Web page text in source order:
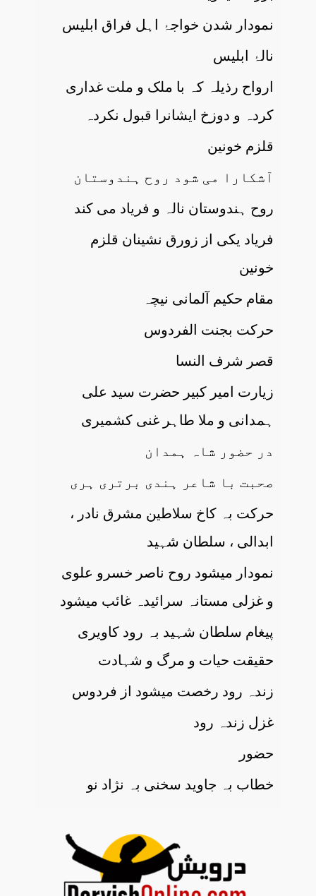
نمودار شدن خواجۂ اہل فراق ابلیس
نالۂ ابلیس
ارواح رذیلہ کہ با ملک و ملت غداری
کردہ و دوزخ ایشانرا قبول نکردہ
قلزم خونین
آشکارا می شود روح ہندوستان
روح ہندوستان نالہ و فریاد می کند
فریاد یکی از زورق نشینان قلزم
خونین
مقام حکیم آلمانی نیچہ
حرکت بجنت الفردوس
قصر شرف النسا
زیارت امیر کبیر حضرت سید علی
ہمدانی و ملا طاہر غنی کشمیری
در حضور شاہ ہمدان
صحبت با شاعر ہندی برتری ہری
حرکت بہ کاخ سلاطین مشرق نادر ،
ابدالی ، سلطان شہید
نمودار میشود روح ناصر خسرو علوی
و غزلی مستانہ سرائیدہ غائب میشود
پیغام سلطان شہید بہ رود کاویری
حقیقت حیات و مرگ و شہادت
زندہ رود رخصت میشود از فردوس
غزل زندہ رود
حضور
خطاب بہ جاوید سخنی بہ نژاد نو